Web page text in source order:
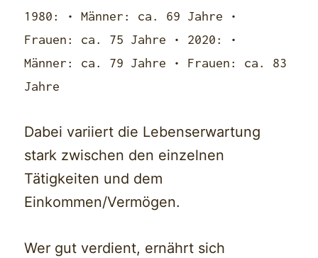
1980: • Männer: ca. 69 Jahre •
Frauen: ca. 75 Jahre • 2020: •
Männer: ca. 79 Jahre • Frauen: ca. 83
Jahre
Dabei variiert die Lebenserwartung
stark zwischen den einzelnen
Tätigkeiten und dem
Einkommen/Vermögen.
Wer gut verdient, ernährt sich